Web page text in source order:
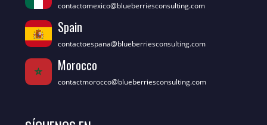
contactomexico@blueberriesconsulting.com
Spain
contactoespana@blueberriesconsulting.com
Morocco
contactmorocco@blueberriesconsulting.com